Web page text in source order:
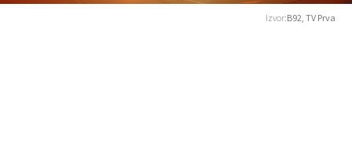
Izvor:B92, TV Prva